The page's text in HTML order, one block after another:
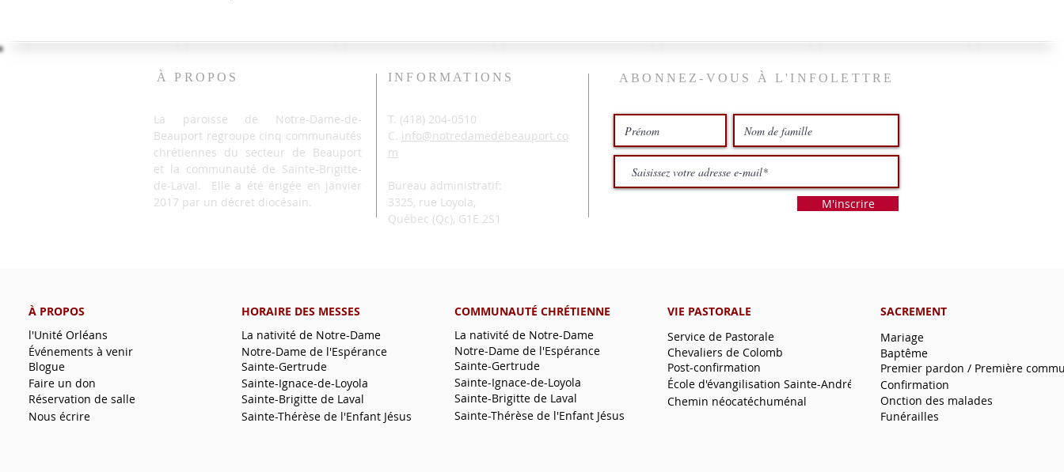
À PROPOS
La paroisse de Notre-Dame-de-
Beauport regroupe cinq communautés
chrétiennes du secteur de Beauport
et la communauté de Sainte-Brigitte-
de-Laval. Elle a été érigée en janvier
2017 par un décret diocésain.
INFORMATIONS
T. (418) 204-0510
C. info@notredamedebeauport.co
m
Bureau administratif:
3325, rue Loyola,
Québec (Qc), G1E 2S1
ABONNEZ-VOUS À L'INFOLETTRE
M'inscrire
À PROPOS
l'Unité Orléans
Blogue
Événements à venir
Faire un don
Réservation de salle
Nous écrire
HORAIRE DES MESSES
La nativité de Notre-Dame
Sainte-Gertrude
Notre-Dame de l'Espérance
Sainte-Ignace-de-Loyola
Sainte-Brigitte de Laval
Sainte-Thérèse de l'Enfant Jésus
COMMUNAUTÉ CHRÉTIENNE
La nativité de Notre-Dame
Sainte-Gertrude
Notre-Dame de l'Espérance
Sainte-Ignace-de-Loyola
Sainte-Brigitte de Laval
Sainte-Thérèse de l'Enfant Jésus
VIE PASTORALE
Service de Pastorale
Chevaliers de Colomb
Post-confirmation
École d'évangilisation Sainte-André
Chemin néocatéchuménal
SACREMENT
Mariage
Premier pardon / Première
Baptême
Confirmation
Onction des malades
Funérailles